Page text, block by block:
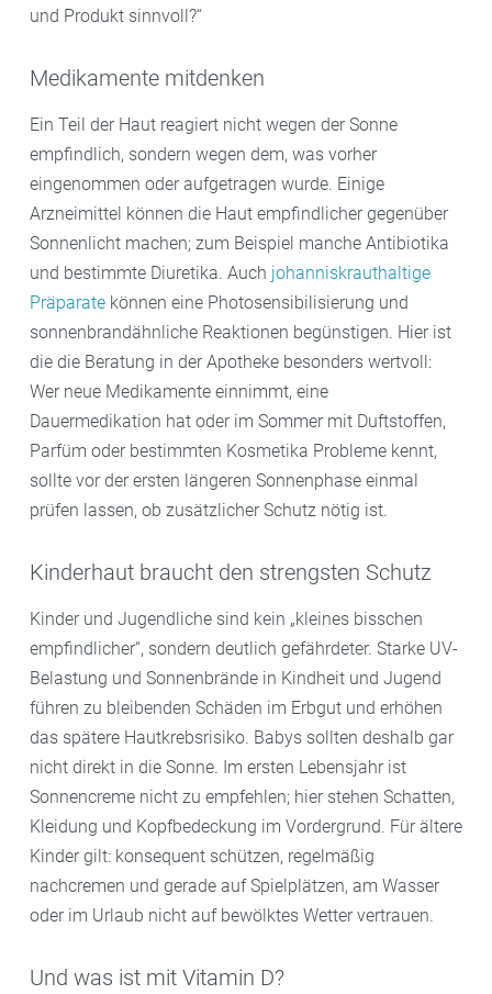
und Produkt sinnvoll?“
Medikamente mitdenken
Ein Teil der Haut reagiert nicht wegen der Sonne
empfindlich, sondern wegen dem, was vorher
eingenommen oder aufgetragen wurde. Einige
Arzneimittel können die Haut empfindlicher gegenüber
Sonnenlicht machen; zum Beispiel manche Antibiotika
und bestimmte Diuretika. Auch johanniskrauthaltige
Präparate können eine Photosensibilisierung und
sonnenbrandähnliche Reaktionen begünstigen. Hier ist
die die Beratung in der Apotheke besonders wertvoll:
Wer neue Medikamente einnimmt, eine
Dauermedikation hat oder im Sommer mit Duftstoffen,
Parfüm oder bestimmten Kosmetika Probleme kennt,
sollte vor der ersten längeren Sonnenphase einmal
prüfen lassen, ob zusätzlicher Schutz nötig ist.
Kinderhaut braucht den strengsten Schutz
Kinder und Jugendliche sind kein „kleines bisschen
empfindlicher“, sondern deutlich gefährdeter. Starke UV-
Belastung und Sonnenbrände in Kindheit und Jugend
führen zu bleibenden Schäden im Erbgut und erhöhen
das spätere Hautkrebsrisiko. Babys sollten deshalb gar
nicht direkt in die Sonne. Im ersten Lebensjahr ist
Sonnencreme nicht zu empfehlen; hier stehen Schatten,
Kleidung und Kopfbedeckung im Vordergrund. Für ältere
Kinder gilt: konsequent schützen, regelmäßig
nachcremen und gerade auf Spielplätzen, am Wasser
oder im Urlaub nicht auf bewölktes Wetter vertrauen.
Und was ist mit Vitamin D?